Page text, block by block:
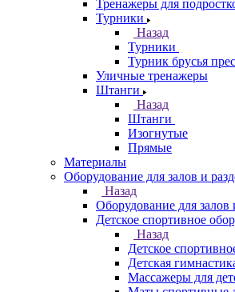
Тренажеры для
Турники
Назад
Турники
Турник брусья
Уличные тренажеры
Штанги
Назад
Штанги
Изогнутые
Прямые
Материалы
Оборудование для залов и
Назад
Оборудование для залов
Детское спортивное
Назад
Детское
Детская
Массажеры для